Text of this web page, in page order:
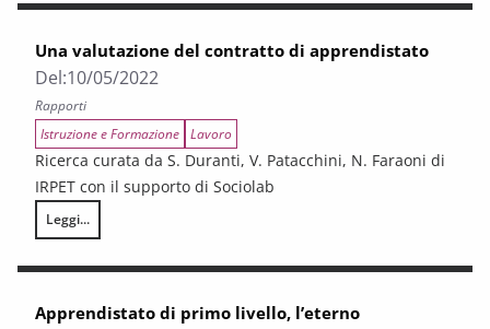
Una valutazione del contratto di apprendistato
Del:10/05/2022
Rapporti
Istruzione e Formazione Lavoro
Ricerca curata da S. Duranti, V. Patacchini, N. Faraoni di
IRPET con il supporto di Sociolab
Leggi...
Una valutazione del contratto di apprendistato
Apprendistato di primo livello, l’eterno